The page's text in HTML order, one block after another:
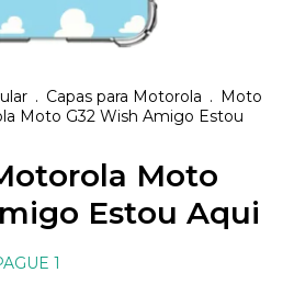
. Capas para Motorola . Moto
Moto G32 Wish Amigo Estou
Moto
Estou Aqui
1